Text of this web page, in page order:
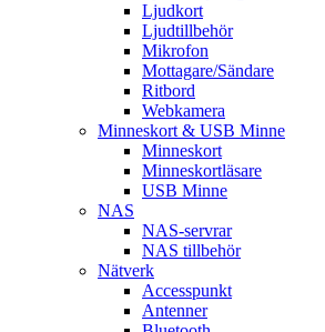
Ljudkort
Ljudtillbehör
Mikrofon
Mottagare/Sändare
Ritbord
Webkamera
Minneskort & USB Minne
Minneskort
Minneskortläsare
USB Minne
NAS
NAS-servrar
NAS tillbehör
Nätverk
Accesspunkt
Antenner